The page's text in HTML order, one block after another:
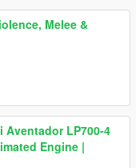
Melee &
Aventador LP700-4
Engine |